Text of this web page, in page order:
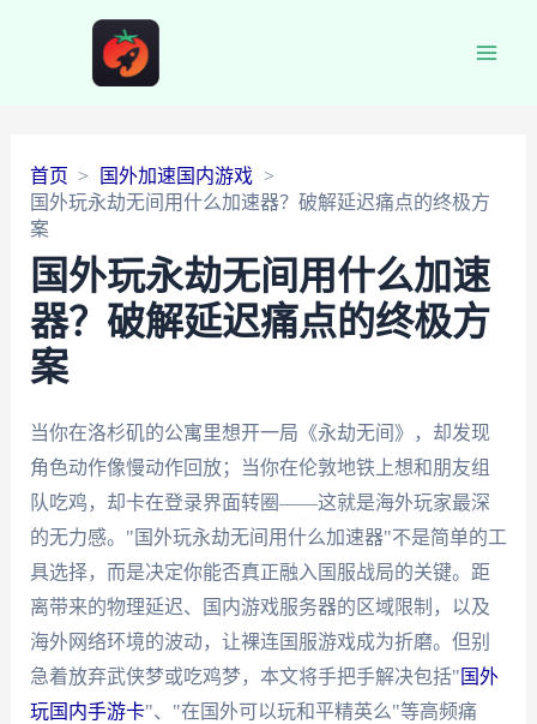
首页
国外加速国内游戏
国外玩永劫无间用什么加速器？破解延迟痛点的终极方
案
国外玩永劫无间用什么加速
器？破解延迟痛点的终极方
案
当你在洛杉矶的公寓里想开一局《永劫无间》，却发现
角色动作像慢动作回放；当你在伦敦地铁上想和朋友组
队吃鸡，却卡在登录界面转圈——这就是海外玩家最深
的无力感。"国外玩永劫无间用什么加速器"不是简单的工
具选择，而是决定你能否真正融入国服战局的关键。距
离带来的物理延迟、国内游戏服务器的区域限制，以及
海外网络环境的波动，让裸连国服游戏成为折磨。但别
急着放弃武侠梦或吃鸡梦，本文将手把手解决包括" 国外
玩国内手游卡"、"在国外可以玩和平精英么"等高频痛